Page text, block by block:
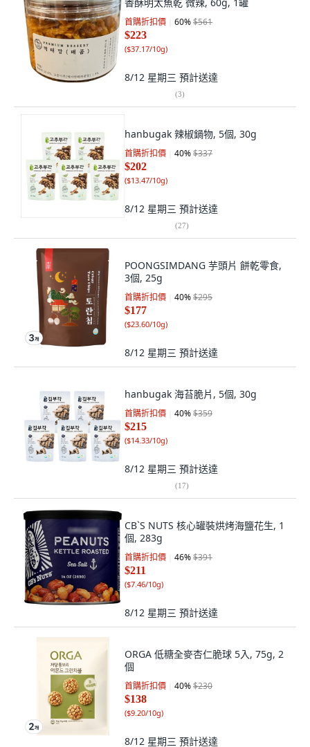
首購折扣價 60%$561
$223
($37.17/10g)
8/12 星期三 預計送達
(3)
hanbugak 辣椒鍋物, 5個, 30g
首購折扣價 40%$337
$202
($13.47/10g)
8/12 星期三 預計送達
(27)
POONGSIMDANG 芋頭片 餅乾零食,
3個, 25g
首購折扣價 40%$295
$177
($23.60/10g)
8/12 星期三 預計送達
hanbugak 海苔脆片, 5個, 30g
首購折扣價 40%$359
$215
($14.33/10g)
8/12 星期三 預計送達
(17)
CB`S NUTS 核心罐裝烘烤海鹽花生, 1
個, 283g
首購折扣價 46%$391
$211
($7.46/10g)
8/12 星期三 預計送達
ORGA 低糖全麥杏仁脆球 5入, 75g, 2
個
首購折扣價 40%$230
$138
($9.20/10g)
8/12 星期三 預計送達